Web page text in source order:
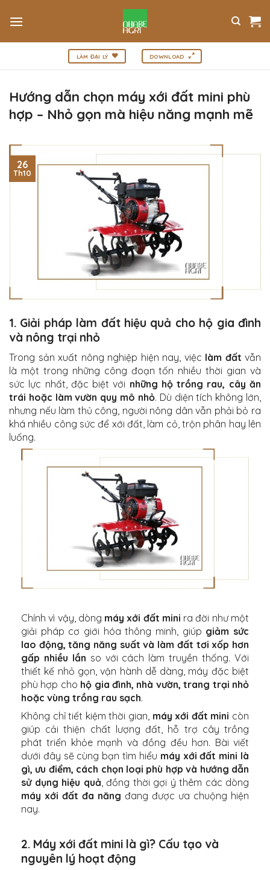
qua
nội
dung
LÀM ĐẠI LÝ DOWNLOAD
Hướng dẫn chọn máy xới đất mini phù
hợp – Nhỏ gọn mà hiệu năng mạnh mẽ
26
Th10
1. Giải pháp làm đất hiệu quả cho hộ gia đình
và nông trại nhỏ
Trong sản xuất nông nghiệp hiện nay, việc làm đất vẫn
là một trong những công đoạn tốn nhiều thời gian và
sức lực nhất, đặc biệt với những hộ trồng rau, cây ăn
trái hoặc làm vườn quy mô nhỏ. Dù diện tích không lớn,
nhưng nếu làm thủ công, người nông dân vẫn phải bỏ ra
khá nhiều công sức để xới đất, làm cỏ, trộn phân hay lên
luống.
Chính vì vậy, dòng máy xới đất mini ra đời như một
giải pháp cơ giới hóa thông minh, giúp giảm sức
lao động, tăng năng suất và làm đất tơi xốp hơn
gấp nhiều lần so với cách làm truyền thống. Với
thiết kế nhỏ gọn, vận hành dễ dàng, máy đặc biệt
phù hợp cho hộ gia đình, nhà vườn, trang trại nhỏ
hoặc vùng trồng rau sạch.
Không chỉ tiết kiệm thời gian, máy xới đất mini còn
giúp cải thiện chất lượng đất, hỗ trợ cây trồng
phát triển khỏe mạnh và đồng đều hơn. Bài viết
dưới đây sẽ cùng bạn tìm hiểu máy xới đất mini là
gì, ưu điểm, cách chọn loại phù hợp và hướng dẫn
sử dụng hiệu quả, đồng thời gợi ý thêm các dòng
máy xới đất đa năng đang được ưa chuộng hiện
nay.
2. Máy xới đất mini là gì? Cấu tạo và
nguyên lý hoạt động